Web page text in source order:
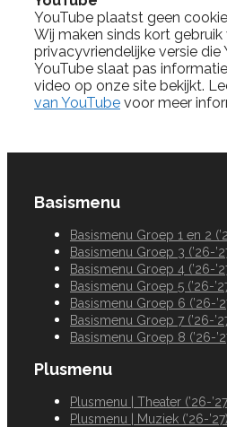
YouTube plaatst geen
Wij maken sinds kort gebruik
privacyvriendelijke versie die
YouTube slaat pas
video op onze site bekijkt.
van YouTube voor meer
Basismenu
Basismenu Groep 1 en 2
Basismenu Groep 3 (’26-
Basismenu Groep 4 (’26-
Basismenu Groep 5 (’26-
Basismenu Groep 6 (’26-
Basismenu Groep 7 (’26-
Basismenu Groep 8 (’26-
Plusmenu
Plusmenu | Theater (’26-
Plusmenu | Muziek (’26-’27)